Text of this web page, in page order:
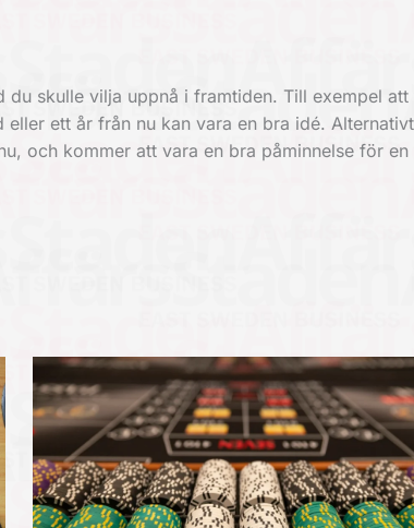
skulle vilja uppnå i framtiden. Till exempel
ett år från nu kan vara en bra idé.
och kommer att vara en bra påminnelse för